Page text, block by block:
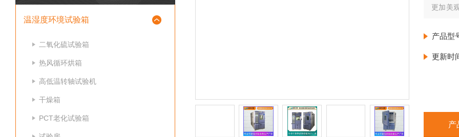
温湿度环境试验箱
二氧化硫试验箱
热风循环烘箱
高低温转轴试验机
干燥箱
PCT老化试验箱
更加美
具保温
产品型
更新时
产